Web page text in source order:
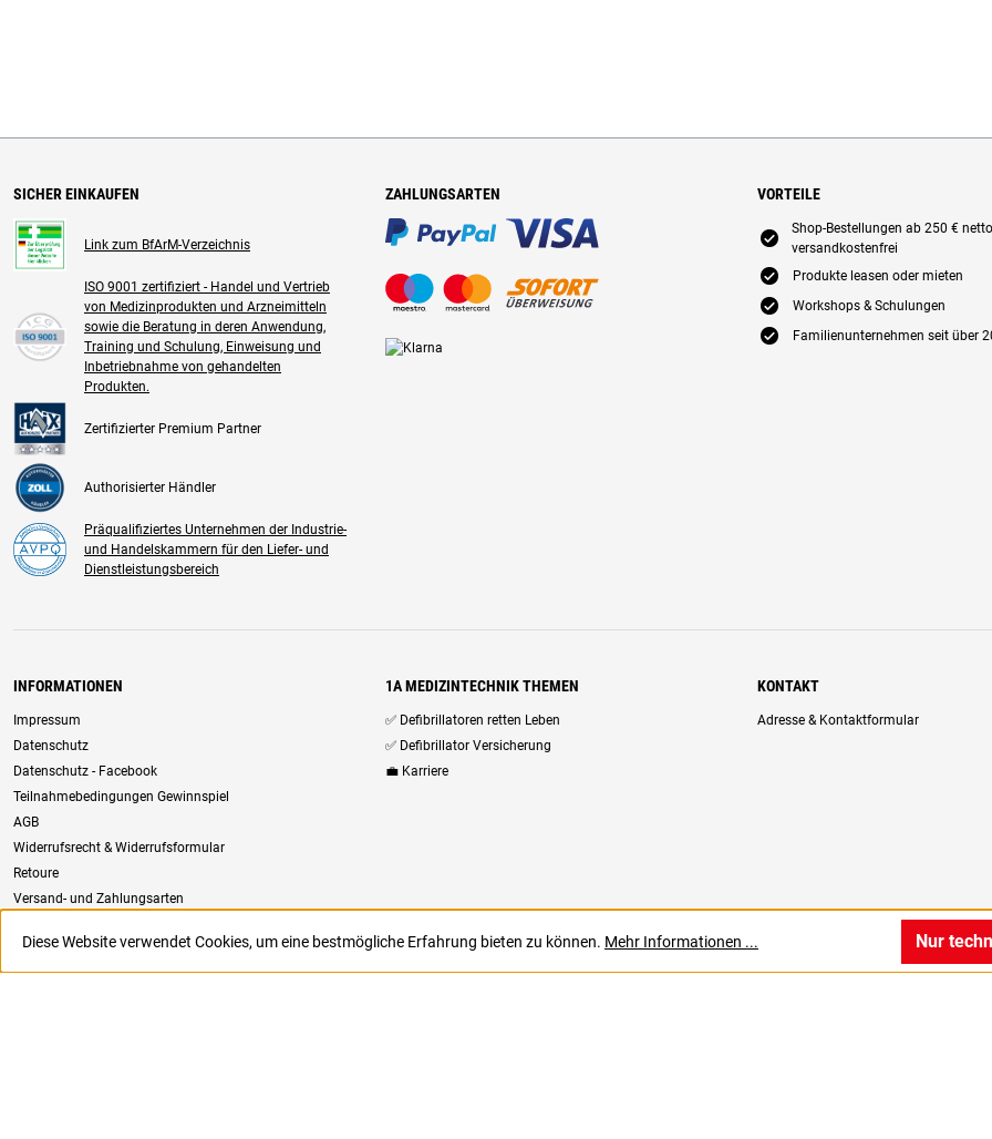
SICHER EINKAUFEN
Link zum BfArM-Verzeichnis
ISO 9001 zertifiziert - Handel und Vertrieb
von Medizinprodukten und Arzneimitteln
sowie die Beratung in deren Anwendung,
Training und Schulung, Einweisung und
Inbetriebnahme von gehandelten
Produkten.
Zertifizierter Premium Partner
Authorisierter Händler
Präqualifiziertes Unternehmen der Industrie-
und Handelskammern für den Liefer- und
Dienstleistungsbereich
ZAHLUNGSARTEN VORTEILE
E
Shop-Bestellungen ab 250 € netto
versandkostenfrei
E Produkte leasen oder mieten
E Workshops & Schulungen
E Familienunternehmen seit über
INFORMATIONEN
Impressum
Datenschutz
Datenschutz - Facebook
Teilnahmebedingungen Gewinnspiel
AGB
Widerrufsrecht & Widerrufsformular
Retoure
Versand- und Zahlungsarten
1A MEDIZINTECHNIK THEMEN
✅ Defibrillatoren retten Leben
✅ Defibrillator Versicherung
💼 Karriere
KONTAKT
Adresse & Kontaktformular
Diese Website verwendet Cookies, um eine bestmögliche Erfahrung bieten zu können. Mehr Informationen ... Nur